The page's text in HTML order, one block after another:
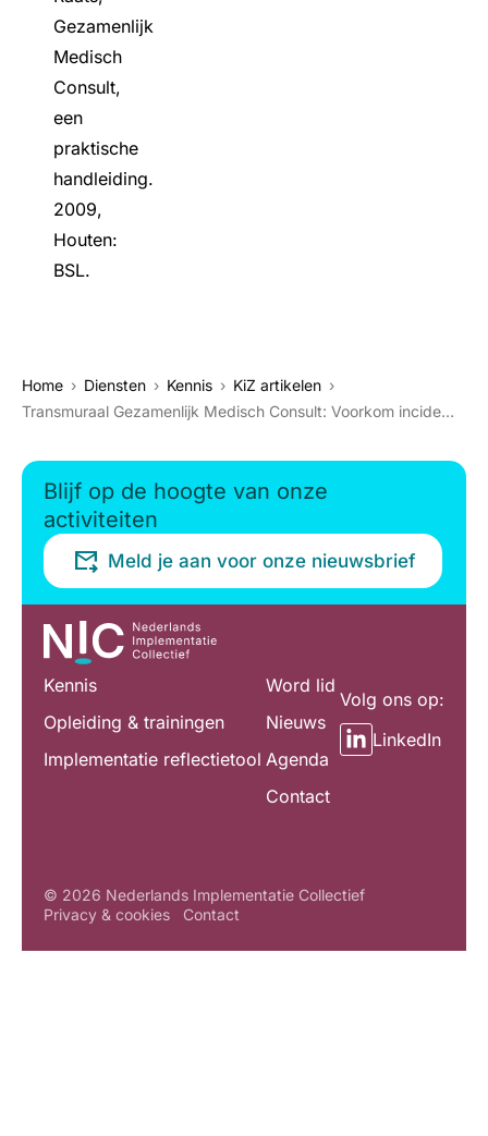
Gezamenlijk
Medisch
Consult,
een
praktische
handleiding.
2009,
Houten:
BSL.
Home Diensten Kennis
KiZ artikelen
Transmuraal Gezamenlijk Medisch Consult: Voorkom incidenten bij terugverwijzing
Blijf op de hoogte van onze
activiteiten
Meld je aan voor onze nieuwsbrief
Kennis
Opleiding & trainingen
Implementatie reflectietool
Word lid
Nieuws
Agenda
Contact
Volg ons op:
LinkedIn
© 2026 Nederlands Implementatie Collectief
Privacy & cookies
Contact